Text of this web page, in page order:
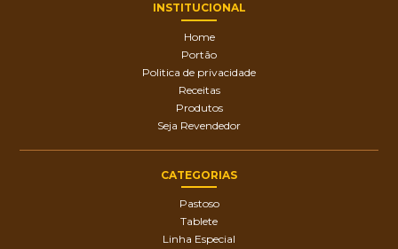
INSTITUCIONAL
Home
Portão
Politica de privacidade
Receitas
Produtos
Seja Revendedor
CATEGORIAS
Pastoso
Tablete
Linha Especial